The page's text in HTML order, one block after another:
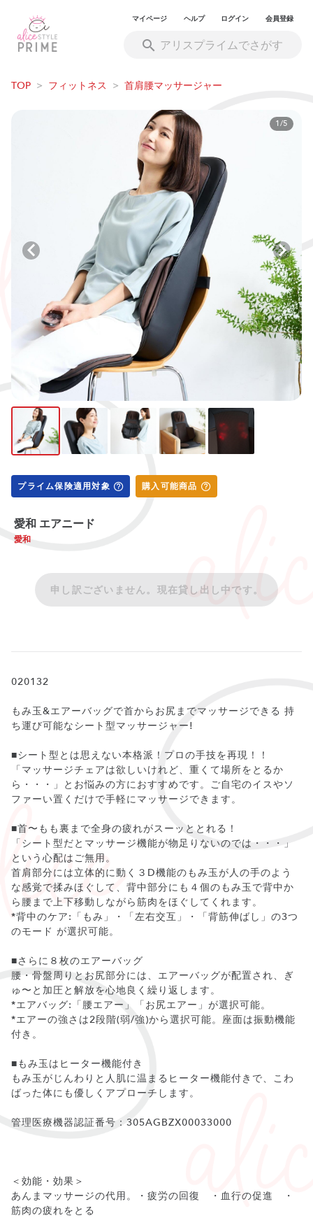
マイページ ヘルプ ログイン 会員登録
TOP > フィットネス > 首肩腰マッサージャー
1/5
プライム保険適用対象 購入可能商品
愛和 エアニード
愛和
申し訳ございません。現在貸し出し中です。
020132
もみ玉&エアーバッグで首からお尻までマッサージできる 持
ち運び可能なシート型マッサージャー!
■シート型とは思えない本格派！プロの手技を再現！！
「マッサージチェアは欲しいけれど、重くて場所をとるか
ら・・・」とお悩みの方におすすめです。ご自宅のイスやソ
ファーい置くだけで手軽にマッサージできます。
■首〜もも裏まで全身の疲れがスーッととれる！
「シート型だとマッサージ機能が物足りないのでは・・・」
という心配はご無用。
首肩部分には立体的に動く３D機能のもみ玉が人の手のよう
な感覚で揉みほぐして、背中部分にも４個のもみ玉で背中か
ら腰まで上下移動しながら筋肉をほぐしてくれます。
*背中のケア:「もみ」・「左右交互」・「背筋伸ばし」の3つ
のモード が選択可能。
■さらに８枚のエアーバッグ
腰・骨盤周りとお尻部分には、エアーバッグが配置され、ぎ
ゅ〜と加圧と解放を心地良く繰り返します。
*エアバッグ:「腰エアー」「お尻エアー」が選択可能。
*エアーの強さは2段階(弱/強)から選択可能。座面は振動機能
付き。
■もみ玉はヒーター機能付き
もみ玉がじんわりと人肌に温まるヒーター機能付きで、こわ
ばった体にも優しくアプローチします。
管理医療機器認証番号：305AGBZX00033000
＜効能・効果＞
あんまマッサージの代用。・疲労の回復 ・血行の促進 ・
筋肉の疲れをとる